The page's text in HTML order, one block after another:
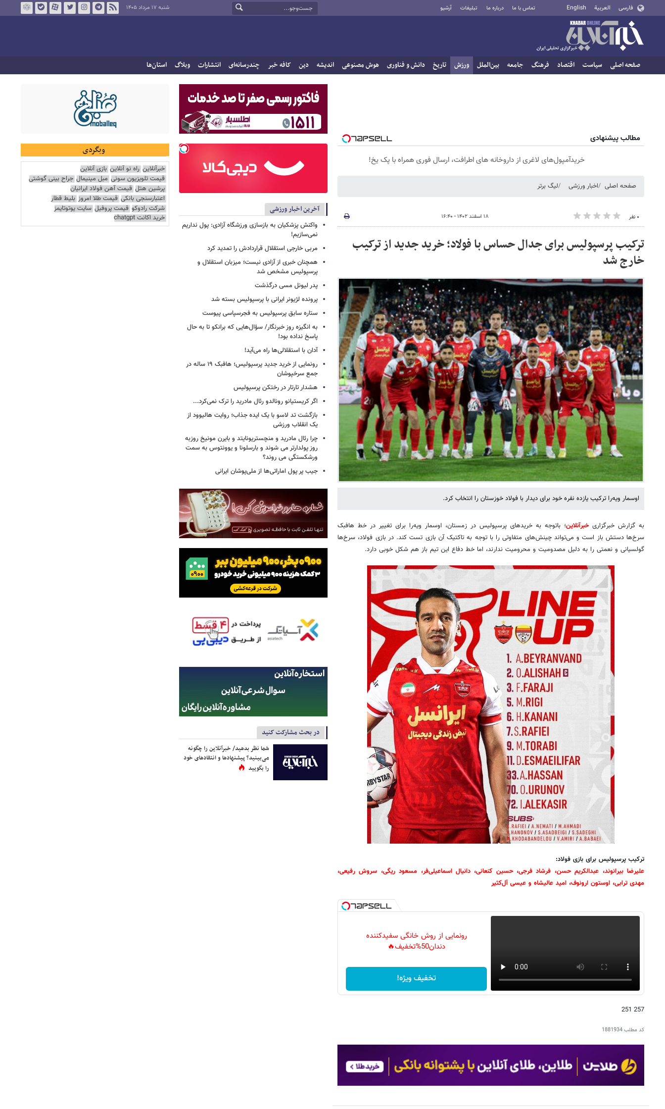
فارسی العربية English تماس با ما درباره ما تبلیغات آرشیو شنبه ۱۷ مرداد ۱۴۰۵
صفحه اصلی سیاست اقتصاد فرهنگ جامعه بین‌الملل ورزش تاریخ دانش و فناوری هوش مصنوعی اندیشه دین کافه خبر چندرسانه‌ای انتشارات وبلاگ استان‌ها
مطالب پیشنهادی
خریدآمپول‌های لاغری از داروخانه های اطرافت، ارسال فوری همراه با پک یخ!
صفحه اصلی اخبار ورزشی لیگ برتر
۰ نفر ۱۸ اسفند ۱۴۰۲ - ۱۶:۴۰
ترکیب پرسپولیس برای جدال حساس با فولاد؛ خرید جدید از ترکیب
خارج شد
اوسمار ویه‌را ترکیب یازده نفره خود برای دیدار با فولاد خوزستان را انتخاب کرد.
به گزارش خبرگزاریخبرآنلاین؛ باتوجه به خریدهای پرسپولیس در زمستان، اوسمار ویه‌را برای تغییر در خط هافبک
سرخ‌ها دستش باز است و می‌تواند چینش‌های متفاوتی را با توجه به تاکتیک آن بازی تست کند. در بازی فولاد، سرخ‌ها
گولسیانی و نعمتی را به دلیل مصدومیت و محرومیت ندارند، اما خط دفاع این تیم باز هم شکل خوبی دارد.
ترکیب پرسپولیس برای بازی فولاد:
علیرضا بیرانوند، عبدالکریم حسن، فرشاد فرجی، حسین کنعانی، دانیال اسماعیلی‌فر، مسعود ریگی، سروش رفیعی،
مهدی ترابی، اوستون ارونوف، امید عالیشاه و عیسی آل‌کثیر
رونمایی از روش خانگی سفیدکننده
دندان50%تخفیف🔥
تخفیف ویژه!
257 251
کد مطلب1881934
آخرین اخبار ورزشی
واکنش پزشکیان به بازسازی ورزشگاه آزادی: پول نداریم
نمی‌سازیم!
مربی خارجی استقلال قراردادش را تمدید کرد
همچنان خبری از آزادی نیست؛ میزبان استقلال و
پرسپولیس مشخص شد
پدر لیونل مسی درگذشت
پرونده لژیونر ایرانی با پرسپولیس بسته شد
ستاره سابق پرسپولیس به فجرسپاسی پیوست
به انگیزه روز خبرنگار/ سؤال‌هایی که برانکو تا به حال
پاسخ نداده بود!
آدان با استقلالی‌ها راه می‌آید!
رونمایی از خرید جدید پرسپولیس؛ هافبک ۱۹ ساله در
جمع سرخپوشان
هشدار تارتار در رختکن پرسپولیس
اگر کریستیانو رونالدو رئال مادرید را ترک نمی‌کرد...
بازگشت تد لاسو با یک ایده جذاب؛ روایت هالیوود از
یک انقلاب ورزشی
چرا رئال مادرید و منچستریونایتد و بایرن مونیخ روزبه
روز پولدارتر می شوند و بارسلونا و یوونتوس به سمت
ورشکستگی می روند؟
جیب پر پول اماراتی‌ها از ملی‌پوشان ایرانی
در بحث مشارکت کنید
شما نظر بدهید/ خبرآنلاین را چگونه
می‌بینید؟ پیشنهادها و انتقادهای خود
را بگویید
وبگردی
خبرآنلاین راه نو آنلاین بازی آنلاین
قیمت تلویزیون سونی مبل مینیمال جراح بینی گوشتی
پرشین هتل قیمت آهن فولاد ایرانیان
اعتبارسنجی بانکی قیمت طلا امروز بلیط قطار
شرکت رادوکو قیمت پروفیل سایت یوتوتایمز
خرید اکانت chatgpt